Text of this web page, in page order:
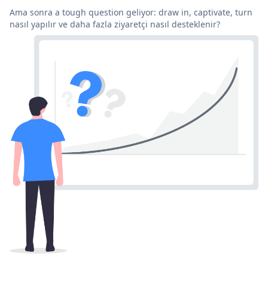
Ama sonra a tough question geliyor: draw in, captivate, turn
nasıl yapılır ve daha fazla ziyaretçi nasıl desteklenir?